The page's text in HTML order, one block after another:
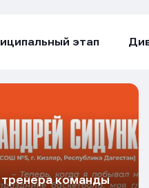
этап
тренера команды